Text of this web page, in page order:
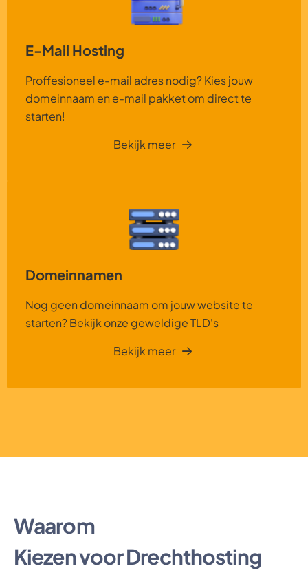
E-Mail Hosting
Proffesioneel e-mail adres nodig? Kies jouw
domeinnaam en e-mail pakket om direct te
starten!
Bekijk meer
Domeinnamen
Nog geen domeinnaam om jouw website te
starten? Bekijk onze geweldige TLD's
Bekijk meer
Waarom
Kiezen voor Drechthosting